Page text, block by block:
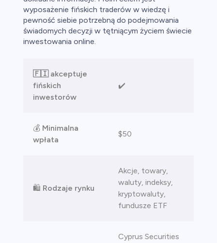
wyposażenie fińskich traderów w wiedzę i
pewność siebie potrzebną do podejmowania
świadomych decyzji w tętniącym życiem świecie
inwestowania online.
🇫🇮 akceptuje
fińskich
inwestorów
✔️
💰 Minimalna
wpłata
$50
🛍️ Rodzaje rynku
Akcje, towary,
waluty, indeksy,
kryptowaluty,
fundusze ETF
Cyprus Securities